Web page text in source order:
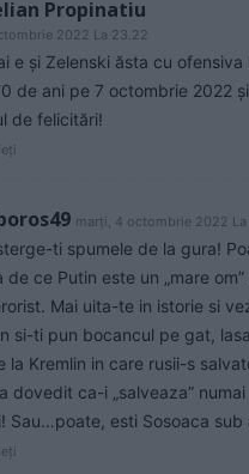
Propinatiu
2022 La 23.22
e și Zelenski ăsta cu ofensiva
de ani pe 7 octombrie 2022
de felicitări!
marți, 4 octombrie 2022 La
ti spumele de la gura!
de ce Putin este un „mare om”
Mai uita-te in istorie si
si-ti pun bocancul pe gat,
la Kremlin in care rusii-s
dovedit ca-i „salveaza”
Sau…poate, esti Sosoaca sub